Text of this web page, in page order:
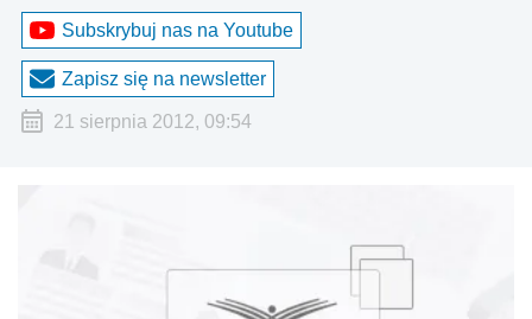
Subskrybuj nas na Youtube
Zapisz się na newsletter
21 sierpnia 2012, 09:54